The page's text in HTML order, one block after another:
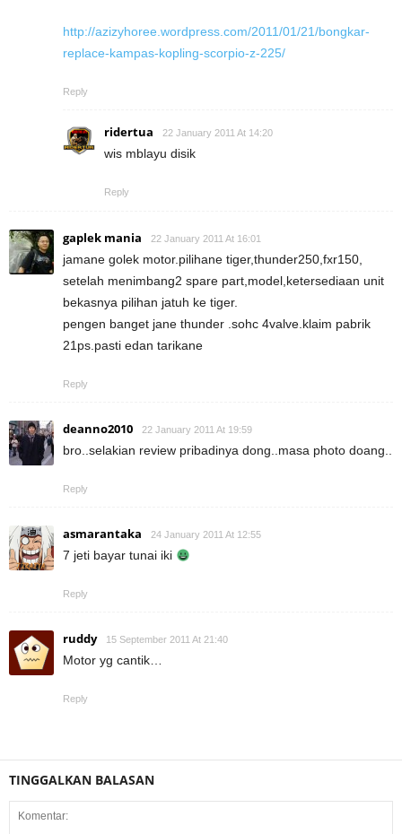
http://azizyhoree.wordpress.com/2011/01/21/bongkar-
replace-kampas-kopling-scorpio-z-225/
Reply
ridertua 22 January 2011 At 14:20
wis mblayu disik
Reply
gaplek mania 22 January 2011 At 16:01
jamane golek motor.pilihane tiger,thunder250,fxr150,
setelah menimbang2 spare part,model,ketersediaan unit
bekasnya pilihan jatuh ke tiger.
pengen banget jane thunder .sohc 4valve.klaim pabrik
21ps.pasti edan tarikane
Reply
deanno2010 22 January 2011 At 19:59
bro..selakian review pribadinya dong..masa photo doang..
Reply
asmarantaka 24 January 2011 At 12:55
7 jeti bayar tunai iki
Reply
ruddy 15 September 2011 At 21:40
Motor yg cantik…
Reply
TINGGALKAN BALASAN